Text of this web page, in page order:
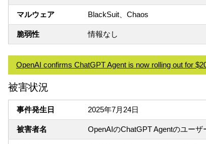
マルウェア BlackSuit、Chaos
脆弱性 情報なし
OpenAI confirms ChatGPT Agent is now rolling out for
被害状況
事件発生日 2025年7月24日
被害者名 OpenAIのChatGPT Agentのユーザ